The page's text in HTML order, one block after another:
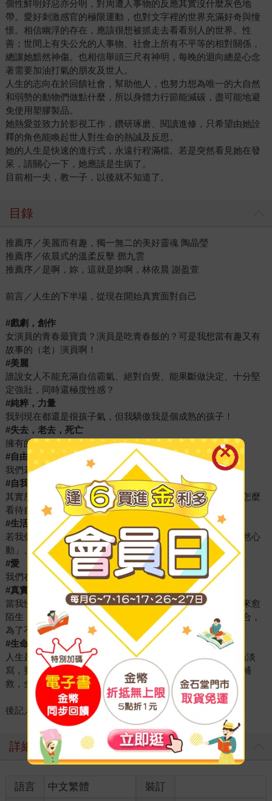
個性鮮明好惡亦分明，對周遭人事物的反應其實沒什麼灰色地
帶。愛好刺激感官的極限運動，也對文字裡的世界充滿好奇與憧
憬。相信幽浮的存在，應該很想被抓走去看看別人的世界。性
善；世間上有失公允的人事物、社會上所有不平等的相對關係，
總讓她黯然神傷。也相信舉頭三尺有神明，每晚的迴向總是心念
著需要加油打氣的朋友及世人。
人生的志向在於回饋社會，幫助他人，也努力想為唯一的大自然
和弱勢的動物們做點什麼，所以身體力行節能減碳，盡可能地避
免使用塑膠製品。
她熱愛並致力於影視工作，鑽研琢磨、閱讀進修，只希望由她詮
釋的角色能喚起世人對生命的熱誠及反思。
她的人生是快速的進行式，永遠行程滿檔。若是突然看見她在發
呆，請關心一下，她應該是生病了。
目前相一夫，教一子，以後就不知道了。
目錄
推薦序／美麗而有趣，獨一無二的美好靈魂 陶晶瑩
推薦序／依晨式的溫柔反擊 鄧九雲
推薦序／是啊，妳，這就是妳啊，林依晨 謝盈萱
前言／人生的下半場，從現在開始真實面對自己
#戲劇，創作
女演員的青春最寶貴？演員是吃青春飯的？可是我想當有趣又有
故事的（老）演員啊！
#美麗
誰說女人不能充滿自信霸氣、絕對自覺、能果斷做決定、十分堅
定強壯，同時還極度性感？
#純粹，力量
我到現在都還是很孩子氣，但我驕傲我是個成熟的孩子！
#失去，老去，死亡
擁有的當下珍惜就好……擁有的當下珍惜，就很好。
#自由，快樂
我們若知足了，也就自由了，自然，也就快樂了。
#自我，他人
其實所有種類的關係都是一面鏡子，都只是誠實反映「我們怎麼
看待自己」。
#生活
若我們終會被所擁有的一切控制，那也必須得是令我們「怦然心
動」、「量少質精」的存在才值得，不是嗎？
#愛
我們在乎，因為愛。因為愛，我們付出、我們經營。
#真實
當我慢慢成為他人眼中乖巧的模樣、完美的形象，卻覺得愈來愈
陌生，那不是我，至少不是全部的我，那是在公眾或工作場合，
為了不讓大家為難或擔心、讓大家順利好做事的結果……
#生命
人生是一幅畫，我們自己就是畫家本人──要濃墨重彩或輕描淡
寫，要添上任何顏色，以何種筆法、順序、畫風，需不需要補
救，全由自己決定。
後記／還有些話要說……
詳細資料
語言 中文繁體
裝訂